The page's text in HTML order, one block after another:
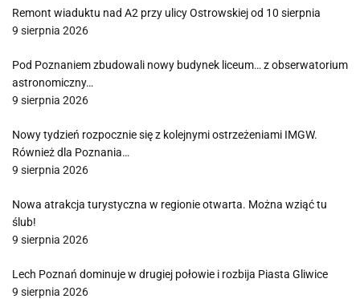
Remont wiaduktu nad A2 przy ulicy Ostrowskiej od 10 sierpnia
9 sierpnia 2026
Pod Poznaniem zbudowali nowy budynek liceum… z obserwatorium
astronomiczny…
9 sierpnia 2026
Nowy tydzień rozpocznie się z kolejnymi ostrzeżeniami IMGW.
Również dla Poznania…
9 sierpnia 2026
Nowa atrakcja turystyczna w regionie otwarta. Można wziąć tu
ślub!
9 sierpnia 2026
Lech Poznań dominuje w drugiej połowie i rozbija Piasta Gliwice
9 sierpnia 2026